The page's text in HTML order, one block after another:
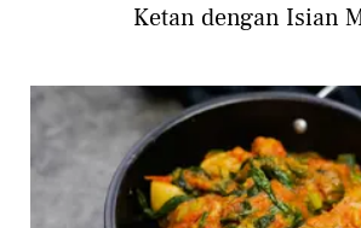
Ketan dengan Isian